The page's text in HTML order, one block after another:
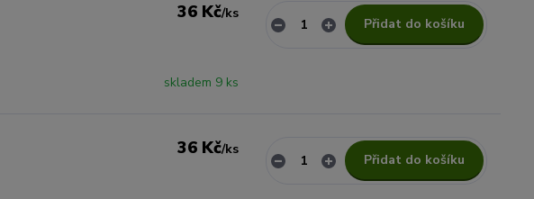
36 Kč/ks
skladem 9 ks
Přidat do košíku
36 Kč/ks
Přidat do košíku